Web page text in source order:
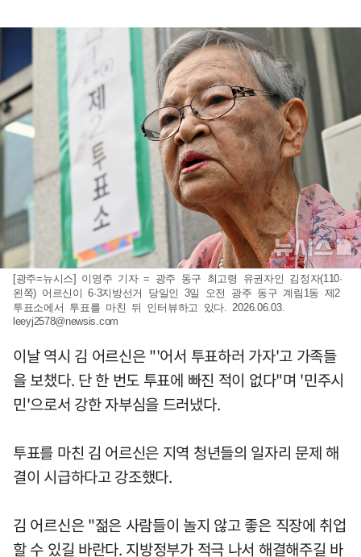
[광주=뉴시스] 이영주 기자 = 광주 동구 최고령 유권자인 김정자(110·
왼쪽) 어르신이 6·3지방선거 당일인 3일 오전 광주 동구 계림1동 제2
투표소에서 투표를 마친 뒤 인터뷰하고 있다. 2026.06.03.
leeyj2578@newsis.com
이날 역시 김 어르신은 "'어서 투표하러 가자'고 가족들
을 보챘다. 단 한 번도 투표에 빠진 적이 없다"며 '민주시
민'으로서 강한 자부심을 드러냈다.
투표를 마친 김 어르신은 지역 청년들의 일자리 문제 해
결이 시급하다고 강조했다.
김 어르신은 "젊은 사람들이 놀지 않고 좋은 직장에 취업
할 수 있길 바란다. 지방정부가 적극 나서 해결해주길 바